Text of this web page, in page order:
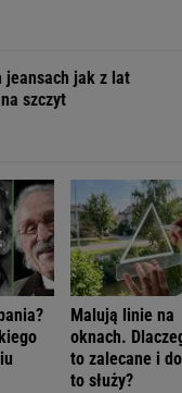
jeansach jak z lat
szczyt
Malują linie na
oknach.
to zalecane i
to służy?